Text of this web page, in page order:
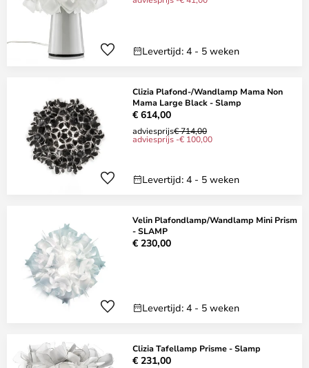
Levertijd: 4 - 5 weken
Clizia Plafond-/Wandlamp Mama Non
Mama Large Black - Slamp
€ 614,00
adviesprijs€ 714,00
adviesprijs -€ 100,00
Levertijd: 4 - 5 weken
Velin Plafondlamp/Wandlamp Mini Prism
- SLAMP
€ 230,00
Levertijd: 4 - 5 weken
Clizia Tafellamp Prisme - Slamp
€ 231,00